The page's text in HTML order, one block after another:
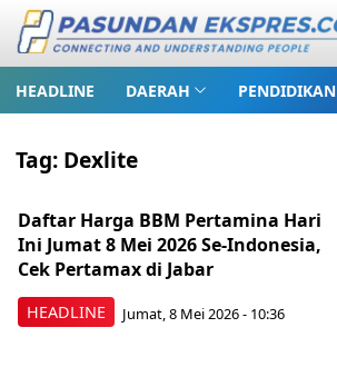
HEADLINE DAERAH PENDIDIKAN
Tag: Dexlite
HEADLINE
Daftar Harga BBM Pertamina Hari
Ini Jumat 8 Mei 2026 Se-Indonesia,
Cek Pertamax di Jabar
Jumat, 8 Mei 2026 - 10:36